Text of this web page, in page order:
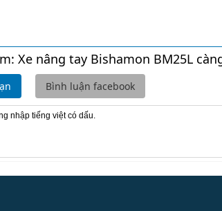
Xe nâng tay Bishamon BM25L
Bình luận facebook